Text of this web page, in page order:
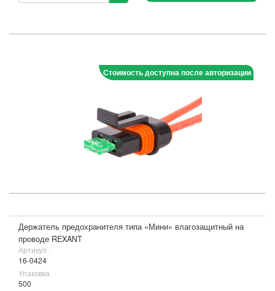
Стоимость доступна после авторизации
Держатель предохранителя типа «Мини» влагозащитный на
проводе REXANT
Артикул :
16-0424
Упаковка
500